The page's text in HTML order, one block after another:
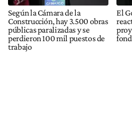
Según la Cámara de la
Construcción, hay 3.500 obras
públicas paralizadas y se
perdieron 100 mil puestos de
trabajo
El